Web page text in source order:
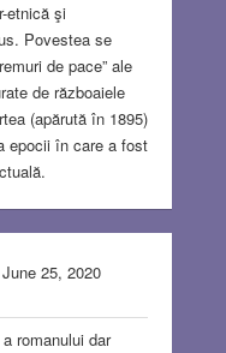
etnică şi
Povestea se
de pace” ale
de războaiele
(apărută în 1895)
epocii în care a fost
25, 2020
romanului dar